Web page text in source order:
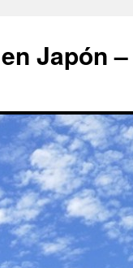
Japón